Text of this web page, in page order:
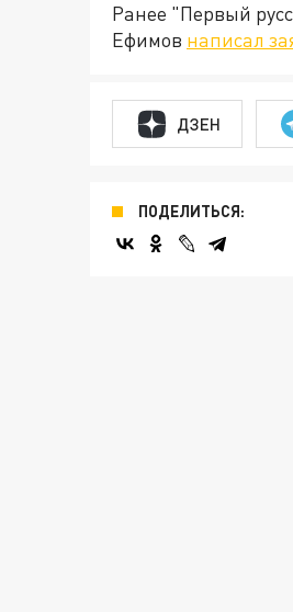
Ранее "Первый
Ефимов написал
ДЗЕН
ПОДЕЛИТЬСЯ: